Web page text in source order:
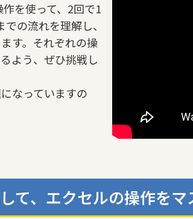
を使って、2回で1
の流れを理解し、
す。それぞれの操
よう、ぜひ挑戦し
なっていますの
て、エクセルの操作をマ